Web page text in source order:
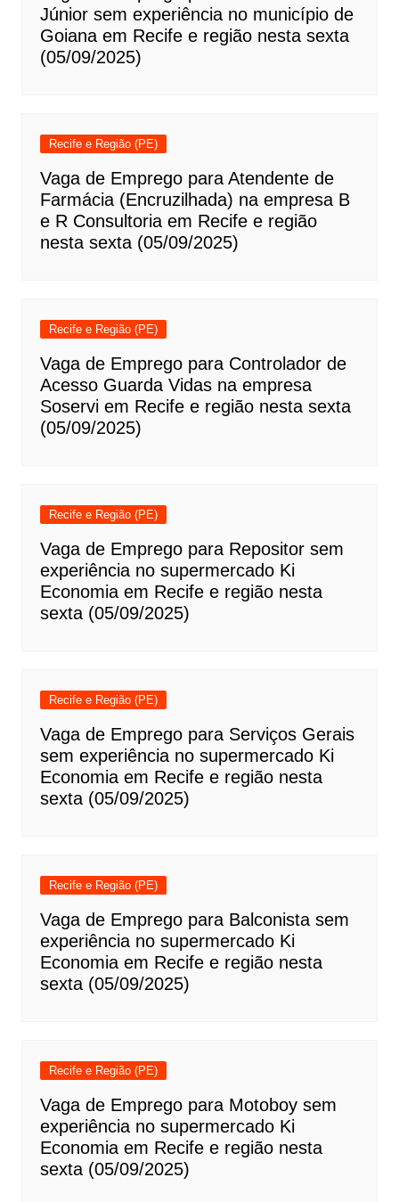
Júnior sem experiência no município de
Goiana em Recife e região nesta sexta
(05/09/2025)
Recife e Região (PE)
Vaga de Emprego para Atendente de
Farmácia (Encruzilhada) na empresa B
e R Consultoria em Recife e região
nesta sexta (05/09/2025)
Recife e Região (PE)
Vaga de Emprego para Controlador de
Acesso Guarda Vidas na empresa
Soservi em Recife e região nesta sexta
(05/09/2025)
Recife e Região (PE)
Vaga de Emprego para Repositor sem
experiência no supermercado Ki
Economia em Recife e região nesta
sexta (05/09/2025)
Recife e Região (PE)
Vaga de Emprego para Serviços Gerais
sem experiência no supermercado Ki
Economia em Recife e região nesta
sexta (05/09/2025)
Recife e Região (PE)
Vaga de Emprego para Balconista sem
experiência no supermercado Ki
Economia em Recife e região nesta
sexta (05/09/2025)
Recife e Região (PE)
Vaga de Emprego para Motoboy sem
experiência no supermercado Ki
Economia em Recife e região nesta
sexta (05/09/2025)